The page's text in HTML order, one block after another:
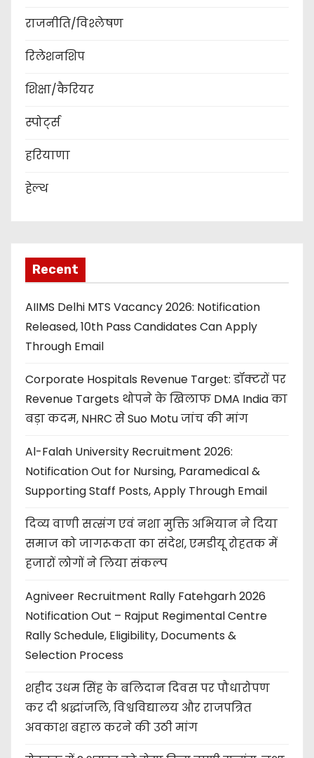
राजनीति/विश्लेषण
रिलेशनशिप
शिक्षा/कैरियर
स्पोर्ट्स
हरियाणा
हेल्थ
Recent
AIIMS Delhi MTS Vacancy 2026: Notification
Released, 10th Pass Candidates Can Apply
Through Email
Corporate Hospitals Revenue Target: डॉक्टरों पर
Revenue Targets थोपने के खिलाफ DMA India का
बड़ा कदम, NHRC से Suo Motu जांच की मांग
Al-Falah University Recruitment 2026:
Notification Out for Nursing, Paramedical &
Supporting Staff Posts, Apply Through Email
दिव्य वाणी सत्संग एवं नशा मुक्ति अभियान ने दिया
समाज को जागरूकता का संदेश, एमडीयू रोहतक में
हजारों लोगों ने लिया संकल्प
Agniveer Recruitment Rally Fatehgarh 2026
Notification Out – Rajput Regimental Centre
Rally Schedule, Eligibility, Documents &
Selection Process
शहीद उधम सिंह के बलिदान दिवस पर पौधारोपण
कर दी श्रद्धांजलि, विश्वविद्यालय और राजपत्रित
अवकाश बहाल करने की उठी मांग